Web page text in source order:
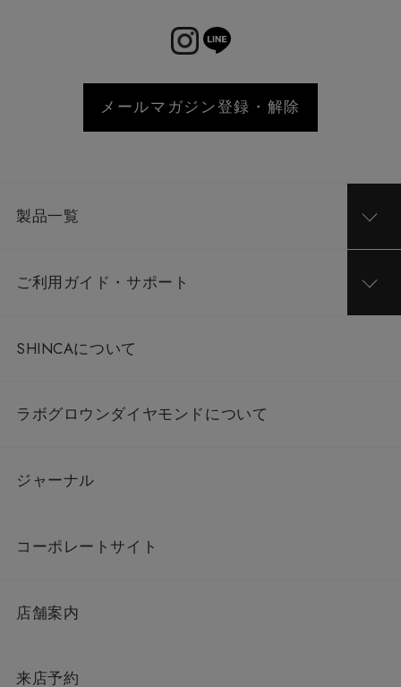
メールマガジン登録・解除
製品一覧
ご利用ガイド・サポート
SHINCAについて
ラボグロウンダイヤモンドについて
ジャーナル
コーポレートサイト
店舗案内
来店予約